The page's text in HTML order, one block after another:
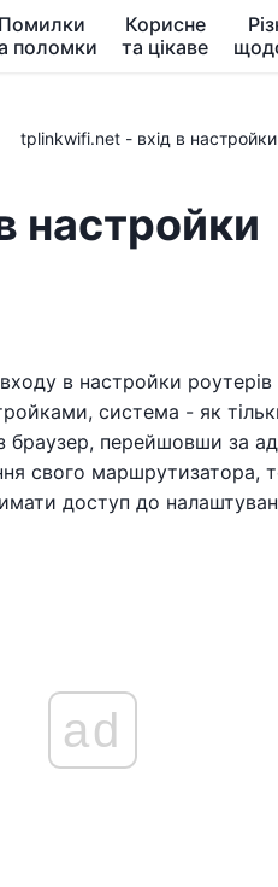
Помилки
поломки
Корисне
та цікаве
tplinkwifi.net - вхід в
настройки
в настройки роутерів
система - як
перейшовши за
свого маршрутизатора,
доступ до
ad